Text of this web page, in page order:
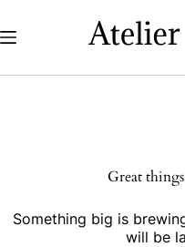
Great
Something big is
will be